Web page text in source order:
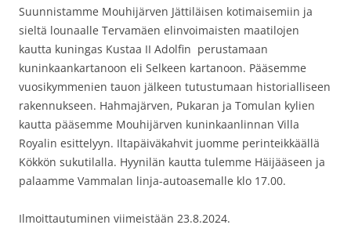
Suunnistamme Mouhijärven Jättiläisen kotimaisemiin ja
sieltä lounaalle Tervamäen elinvoimaisten maatilojen
kautta kuningas Kustaa II Adolfin perustamaan
kuninkaankartanoon eli Selkeen kartanoon. Pääsemme
vuosikymmenien tauon jälkeen tutustumaan historialliseen
rakennukseen. Hahmajärven, Pukaran ja Tomulan kylien
kautta pääsemme Mouhijärven kuninkaanlinnan Villa
Royalin esittelyyn. Iltapäiväkahvit juomme perinteikkäällä
Kökkön sukutilalla. Hyynilän kautta tulemme Häijääseen ja
palaamme Vammalan linja-autoasemalle klo 17.00.
Ilmoittautuminen viimeistään 23.8.2024.